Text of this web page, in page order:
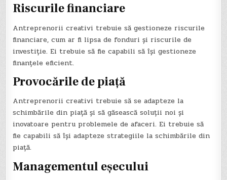
Riscurile financiare
Antreprenorii creativi trebuie să gestioneze riscurile
financiare, cum ar fi lipsa de fonduri și riscurile de
investiție. Ei trebuie să fie capabili să își gestioneze
finanțele eficient.
Provocările de piață
Antreprenorii creativi trebuie să se adapteze la
schimbările din piață și să găsească soluții noi și
inovatoare pentru problemele de afaceri. Ei trebuie să
fie capabili să își adapteze strategiile la schimbările din
piață.
Managementul eșecului